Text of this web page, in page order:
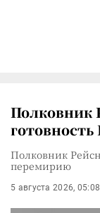
Полковник
Полковник
перемирию
5 августа 2026, 05:08